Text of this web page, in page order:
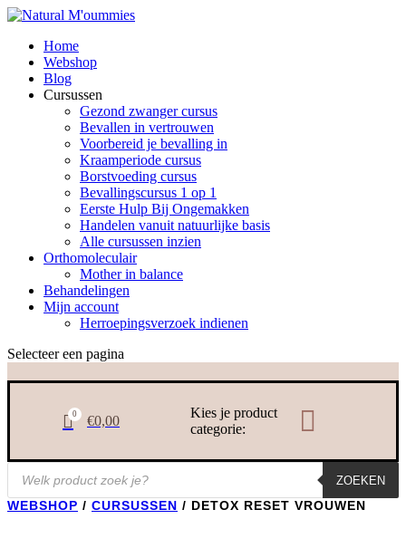
Home
Webshop
Blog
Cursussen
Gezond zwanger cursus
Bevallen in vertrouwen
Voorbereid je bevalling in
Kraamperiode cursus
Borstvoeding cursus
Bevallingscursus 1 op 1
Eerste Hulp Bij Ongemakken
Handelen vanuit natuurlijke basis
Alle cursussen inzien
Orthomoleculair
Mother in balance
Behandelingen
Mijn account
Herroepingsverzoek indienen
Selecteer een pagina
0 €0,00
Kies je product
categorie:

Producten
zoeken
ZOEKEN
WEBSHOP / CURSUSSEN / DETOX RESET VROUWEN